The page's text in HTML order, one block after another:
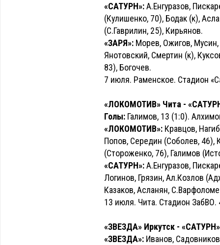
«САТУРН»:А.Енгуразов,
(Кулишенко, 70), Бодак (к),
(С.Гаврилин, 25), Кирьянов.
«ЗАРЯ»: Морев, Ожигов,
Янотовский, Смертин (к),
83), Богочев.
7 июля. Раменское. Стадион
«ЛОКОМОТИВ» Чита -
Голы: Галимов, 13 (1:0).
«ЛОКОМОТИВ»: Кравцов,
Попов, Середин (Соболев, 46),
(Стороженко, 76), Галимов
«САТУРН»:А.Енгуразов,
Логинов, Грязин, Ал.Козлов
Казаков, Асланян,
13 июля. Чита. Стадион ЗабВО.
«ЗВЕЗДА» Иркутск -
«ЗВЕЗДА»: Иванов,